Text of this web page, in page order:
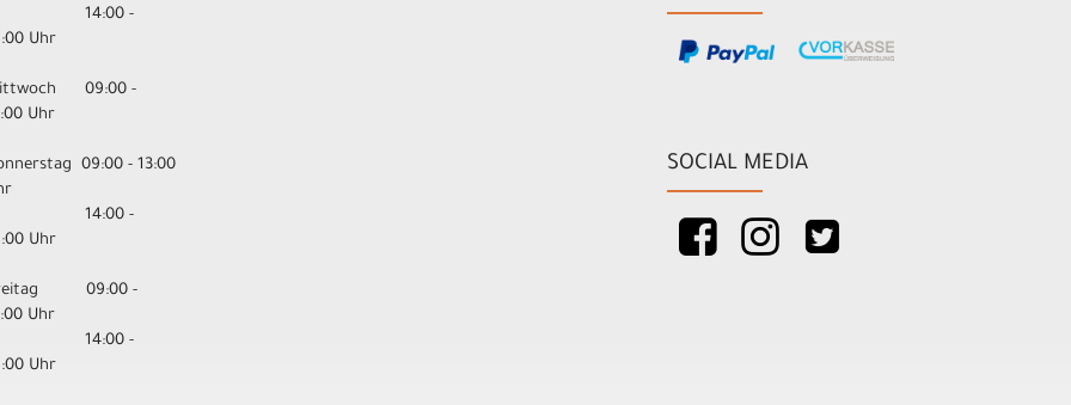
-
Uhr
09:00 -
Uhr
09:00 - 13:00
-
Uhr
09:00 -
Uhr
-
Uhr
SOCIAL MEDIA